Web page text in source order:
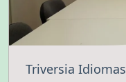
Triversia Idiomas